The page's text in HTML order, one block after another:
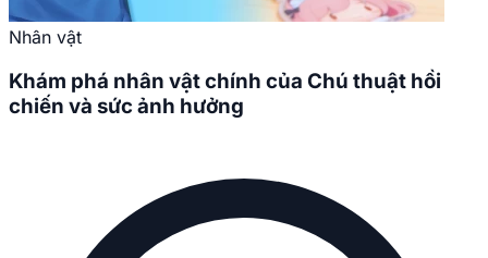
Nhân vật
Khám phá nhân vật chính của Chú thuật hồi
chiến và sức ảnh hưởng